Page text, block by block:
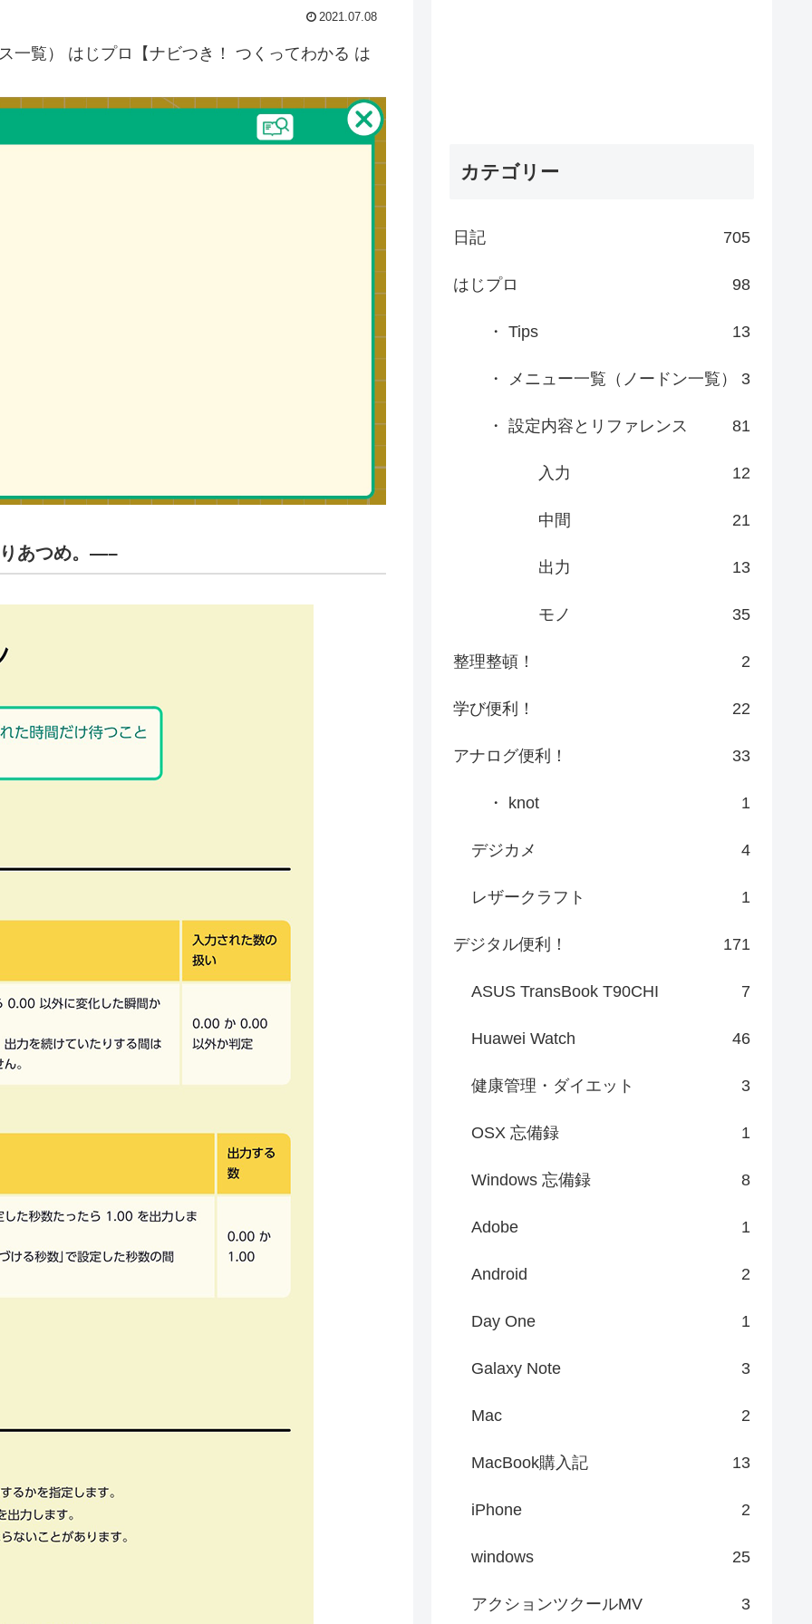
2021.07.08
覧） はじプロ【ナビつき！ つくってわかる は
あつめ。—–
カテゴリー
日記 705
はじプロ 98
・ Tips 13
・ メニュー一覧（ノードン一覧） 3
・ 設定内容とリファレンス 81
入力 12
中間 21
出力 13
モノ 35
整理整頓！ 2
学び便利！ 22
アナログ便利！ 33
・ knot 1
デジカメ 4
レザークラフト 1
デジタル便利！ 171
ASUS TransBook T90CHI 7
Huawei Watch 46
健康管理・ダイエット 3
OSX 忘備録 1
Windows 忘備録 8
Adobe 1
Android 2
Day One 1
Galaxy Note 3
Mac 2
MacBook購入記 13
iPhone 2
windows 25
アクションツクールMV 3